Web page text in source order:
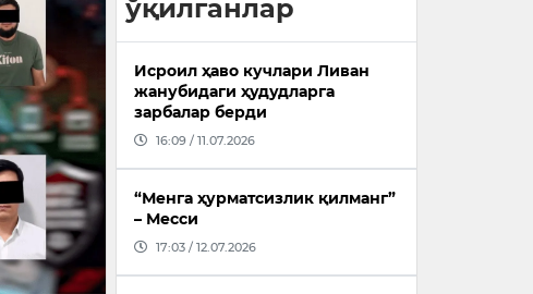
ўқилганлар
Исроил ҳаво кучлари Ливан
жанубидаги ҳудудларга
зарбалар берди
16:09 / 11.07.2026
“Менга ҳурматсизлик қилманг”
– Месси
17:03 / 12.07.2026